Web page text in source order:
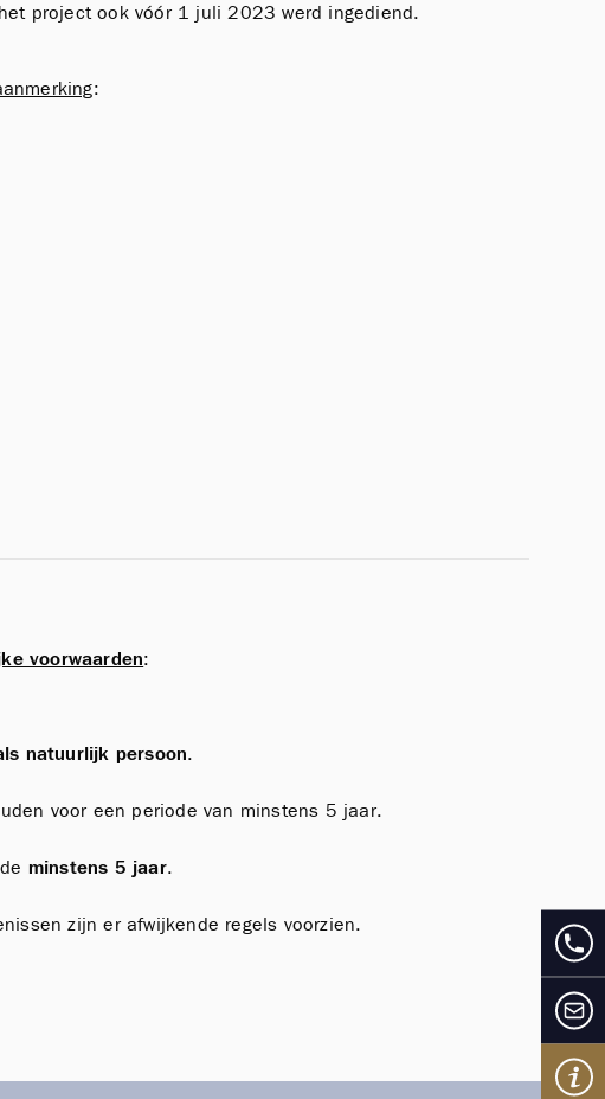
project ook vóór 1 juli 2023 werd ingediend.
:
voorwaarden:
natuurlijk persoon.
voor een periode van minstens 5 jaar.
minstens 5 jaar.
zijn er afwijkende regels voorzien.